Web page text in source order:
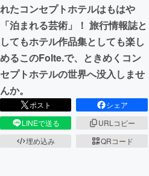
れたコンセプトホテルはもはや
「泊まれる芸術」！ 旅行情報誌と
してもホテル作品集としても楽し
めるこのFolte.で、ときめくコン
セプトホテルの世界へ没入しませ
んか。
ポスト
シェア
LINEで送る
URLコピー
埋め込み
QRコード